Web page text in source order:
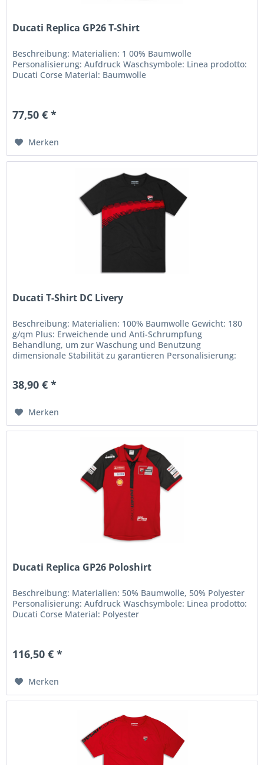
Ducati Replica GP26 T-Shirt
Beschreibung: Materialien: 1 00% Baumwolle
Personalisierung: Aufdruck Waschsymbole: Linea prodotto:
Ducati Corse Material: Baumwolle
77,50 € *
Merken
Ducati T-Shirt DC Livery
Beschreibung: Materialien: 100% Baumwolle Gewicht: 180
g/qm Plus: Erweichende und Anti-Schrumpfung
Behandlung, um zur Waschung und Benutzung
dimensionale Stabilität zu garantieren Personalisierung:
38,90 € *
Merken
Ducati Replica GP26 Poloshirt
Beschreibung: Materialien: 50% Baumwolle, 50% Polyester
Personalisierung: Aufdruck Waschsymbole: Linea prodotto:
Ducati Corse Material: Polyester
116,50 € *
Merken